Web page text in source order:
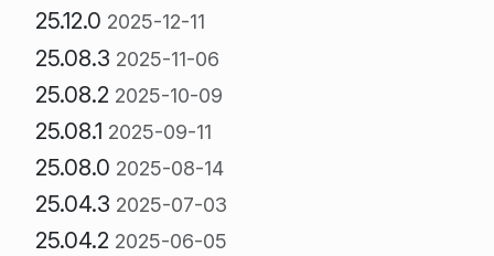
25.12.0 2025-12-11
25.08.3 2025-11-06
25.08.2 2025-10-09
25.08.1 2025-09-11
25.08.0 2025-08-14
25.04.3 2025-07-03
25.04.2 2025-06-05